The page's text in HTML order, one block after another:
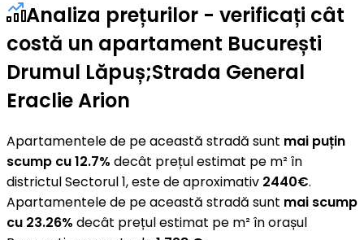
Analiza prețurilor - verificați cât
costă un apartament București
Drumul Lăpuș;Strada General
Eraclie Arion
Apartamentele de pe această stradă sunt mai puțin
scump cu 12.7% decât prețul estimat pe m² în
districtul Sectorul 1, este de aproximativ 2440€.
Apartamentele de pe această stradă sunt mai scump
cu 23.26% decât prețul estimat pe m² în orașul